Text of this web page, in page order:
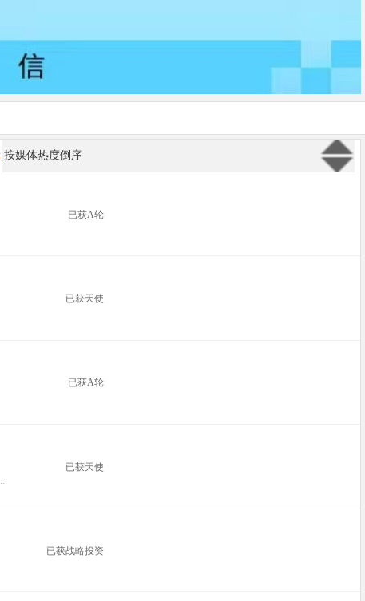
按媒体热度倒序
已获A轮
已获天使
已获A轮
已获天使
已获战略投资